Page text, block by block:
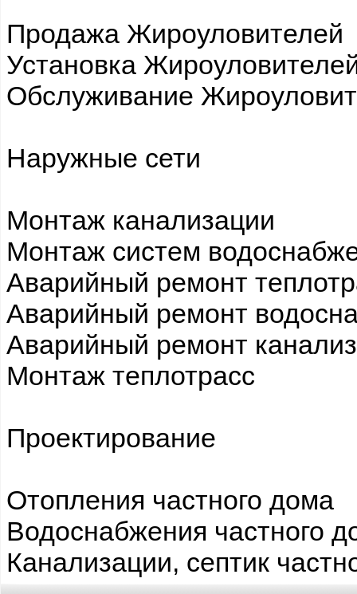
Продажа Жироуловителей
Установка
Обслуживание
Наружные сети
Монтаж канализации
Монтаж систем
Аварийный ремонт
Аварийный ремонт
Аварийный ремонт
Монтаж теплотрасс
Проектирование
Отопления частного дома
Водоснабжения частного
Канализации, септик